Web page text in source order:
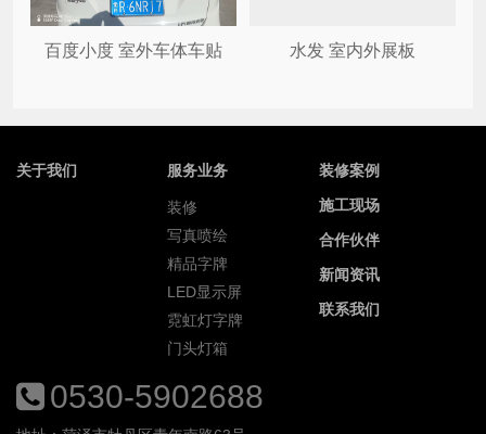
百度小度 室外车体车贴 水发 室内外展板
关于我们 服务业务
装修
写真喷绘
精品字牌
LED显示屏
霓虹灯字牌
门头灯箱
装修案例
施工现场
合作伙伴
新闻资讯
联系我们
0530-5902688